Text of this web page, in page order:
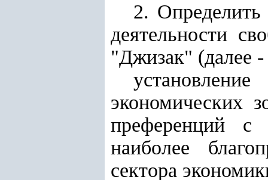
2. Определить
деятельности
"Джизак" (далее
экономических
преференций с
наиболее
сектора